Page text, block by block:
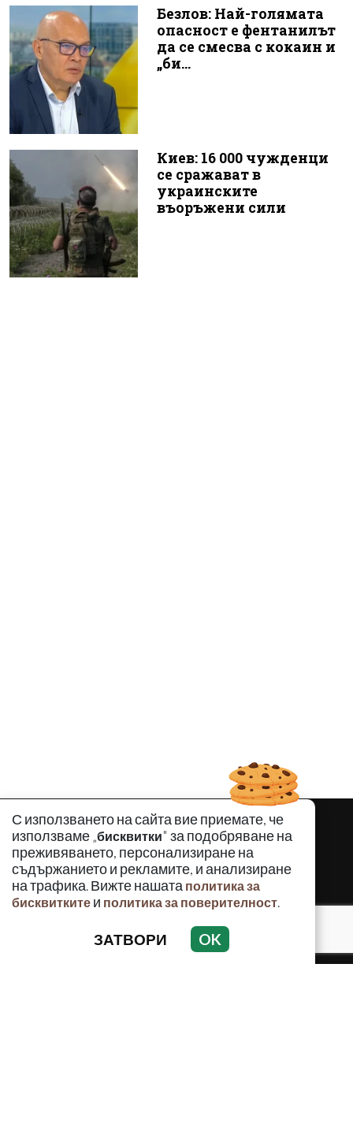
Безлов: Най-голямата
опасност е фентанилът
да се смесва с кокаин и
„би...
Киев: 16 000 чужденци
се сражават в
украинските
въоръжени сили
С използването на сайта вие приемате, че
използваме „бисквитки" за подобряване на
преживяването, персонализиране на
съдържанието и рекламите, и анализиране
на трафика. Вижте нашата политика за
бисквитките и политика за поверителност.
ЗАТВОРИ OK